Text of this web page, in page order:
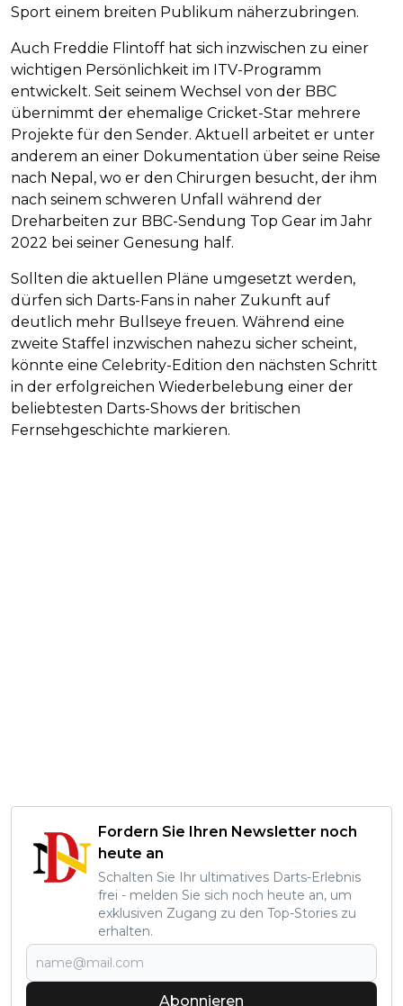
Sport einem breiten Publikum näherzubringen.
Auch Freddie Flintoff hat sich inzwischen zu einer
wichtigen Persönlichkeit im ITV-Programm
entwickelt. Seit seinem Wechsel von der BBC
übernimmt der ehemalige Cricket-Star mehrere
Projekte für den Sender. Aktuell arbeitet er unter
anderem an einer Dokumentation über seine Reise
nach Nepal, wo er den Chirurgen besucht, der ihm
nach seinem schweren Unfall während der
Dreharbeiten zur BBC-Sendung Top Gear im Jahr
2022 bei seiner Genesung half.
Sollten die aktuellen Pläne umgesetzt werden,
dürfen sich Darts-Fans in naher Zukunft auf
deutlich mehr Bullseye freuen. Während eine
zweite Staffel inzwischen nahezu sicher scheint,
könnte eine Celebrity-Edition den nächsten Schritt
in der erfolgreichen Wiederbelebung einer der
beliebtesten Darts-Shows der britischen
Fernsehgeschichte markieren.
Fordern Sie Ihren Newsletter noch
heute an
Schalten Sie Ihr ultimatives Darts-Erlebnis
frei - melden Sie sich noch heute an, um
exklusiven Zugang zu den Top-Stories zu
erhalten.
Abonnieren